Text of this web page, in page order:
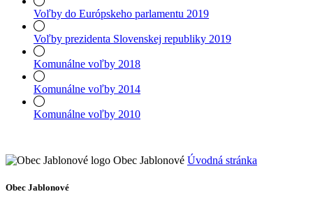
Voľby do Európskeho parlamentu 2019
Voľby prezidenta Slovenskej republiky 2019
Komunálne voľby 2018
Komunálne voľby 2014
Komunálne voľby 2010
Obec Jablonové Úvodná stránka
Obec Jablonové